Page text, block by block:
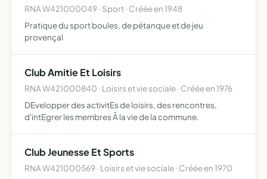
RNA W421000049 · Sport · Créée en 1948
Pratique du sport boules, de pétanque et de jeu
provençal
Club Amitie Et Loisirs
RNA W421000840 · Loisirs et vie sociale · Créée en 1976
DEvelopper des activitEs de loisirs, des rencontres,
d'intEgrer les membres Â la vie de la commune.
Club Jeunesse Et Sports
RNA W421000569 · Loisirs et vie sociale · Créée en 1970